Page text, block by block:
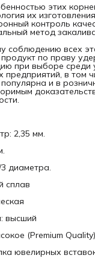
этих
их
контроль
метод
соблюдению всех
продукт по праву
при выборе среди
в том
популярна и в
2,35 мм.
диаметра.
сплав
высший
(Premium Quality)
ювелирных